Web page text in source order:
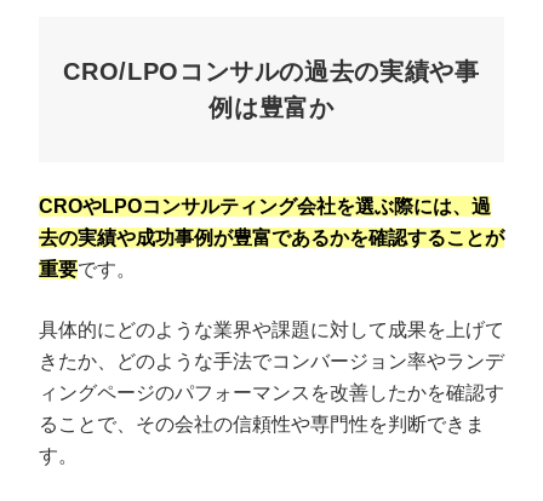
CRO/LPOコンサルの過去の実績や事
例は豊富か
CROやLPOコンサルティング会社を選ぶ際には、過
去の実績や成功事例が豊富であるかを確認することが
重要です。
具体的にどのような業界や課題に対して成果を上げて
きたか、どのような手法でコンバージョン率やランデ
ィングページのパフォーマンスを改善したかを確認す
ることで、その会社の信頼性や専門性を判断できま
す。